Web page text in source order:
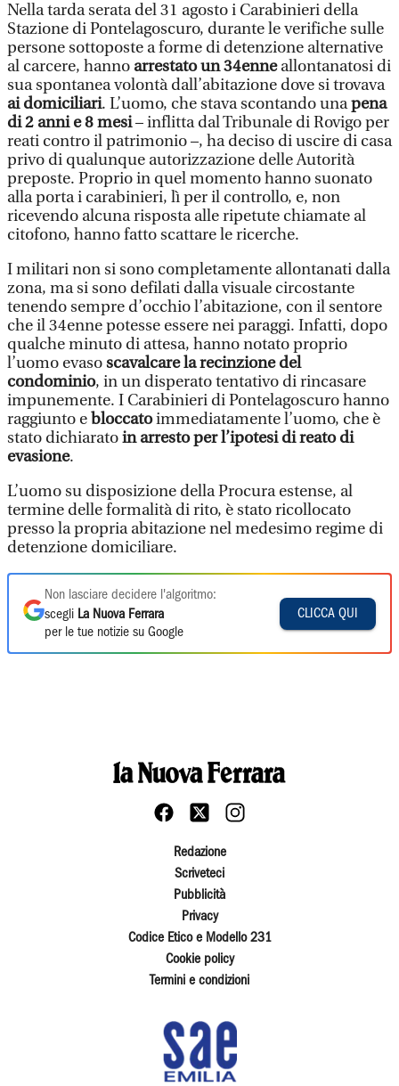
Nella tarda serata del 31 agosto i Carabinieri della
Stazione di Pontelagoscuro, durante le verifiche sulle
persone sottoposte a forme di detenzione alternative
al carcere, hanno arrestato un 34enneallontanatosi di
sua spontanea volontà dall’abitazione dove si trovava
ai domiciliari. L’uomo, che stava scontando unapena
di 2 anni e 8 mesi– inflitta dal Tribunale di Rovigo per
reati contro il patrimonio –, ha deciso di uscire di casa
privo di qualunque autorizzazione delle Autorità
preposte. Proprio in quel momento hanno suonato
alla porta i carabinieri, lì per il controllo, e, non
ricevendo alcuna risposta alle ripetute chiamate al
citofono, hanno fatto scattare le ricerche.
I militari non si sono completamente allontanati dalla
zona, ma si sono defilati dalla visuale circostante
tenendo sempre d’occhio l’abitazione, con il sentore
che il 34enne potesse essere nei paraggi. Infatti, dopo
qualche minuto di attesa, hanno notato proprio
l’uomo evasoscavalcare la recinzione del
condominio, in un disperato tentativo di rincasare
impunemente. I Carabinieri di Pontelagoscuro hanno
raggiunto e bloccatoimmediatamente l’uomo, che è
stato dichiaratoin arresto per l’ipotesi di reato di
evasione.
L’uomo su disposizione della Procura estense, al
termine delle formalità di rito, è stato ricollocato
presso la propria abitazione nel medesimo regime di
detenzione domiciliare.
Non lasciare decidere l'algoritmo:
scegli La Nuova Ferrara
per le tue notizie su Google
CLICCA QUI
Redazione
Scriveteci
Pubblicità
Privacy
Codice Etico e Modello 231
Cookie policy
Termini e condizioni